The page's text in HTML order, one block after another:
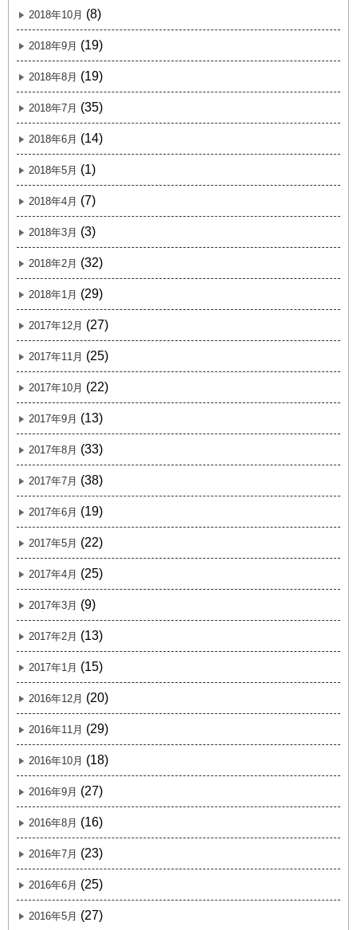
2018年10月 (8)
2018年9月 (19)
2018年8月 (19)
2018年7月 (35)
2018年6月 (14)
2018年5月 (1)
2018年4月 (7)
2018年3月 (3)
2018年2月 (32)
2018年1月 (29)
2017年12月 (27)
2017年11月 (25)
2017年10月 (22)
2017年9月 (13)
2017年8月 (33)
2017年7月 (38)
2017年6月 (19)
2017年5月 (22)
2017年4月 (25)
2017年3月 (9)
2017年2月 (13)
2017年1月 (15)
2016年12月 (20)
2016年11月 (29)
2016年10月 (18)
2016年9月 (27)
2016年8月 (16)
2016年7月 (23)
2016年6月 (25)
2016年5月 (27)